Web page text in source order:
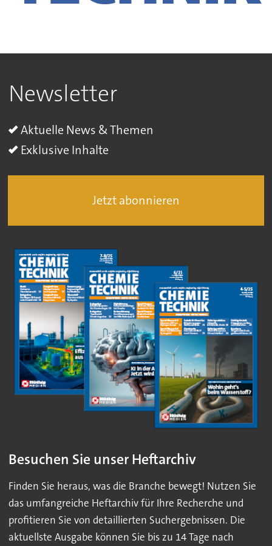
Newsletter
Aktuelle News & Themen
Exklusive Inhalte
Jetzt abonnieren
Besuchen Sie unser Heftarchiv
Finden Sie heraus, was die Branche bewegt! Nutzen Sie
das umfangreiche Heftarchiv für Ihre Recherche und
profitieren Sie von detaillierten Suchergebnissen. Die
aktuellste Ausgabe können Sie bis zu 14 Tage nach